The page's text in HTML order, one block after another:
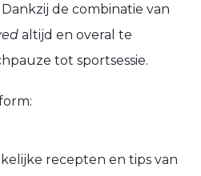
de combinatie van
altijd en overal te
tot sportsessie.
recepten en tips van